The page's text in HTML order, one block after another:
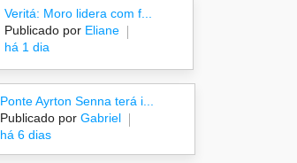
Veritá: Moro lidera com f...
Publicado porEliane
há 1 dia
Ponte Ayrton Senna terá i...
Publicado por Gabriel
há 6 dias